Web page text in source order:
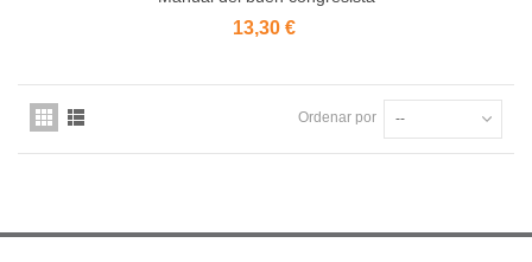
13,30 €
Ordenar por --